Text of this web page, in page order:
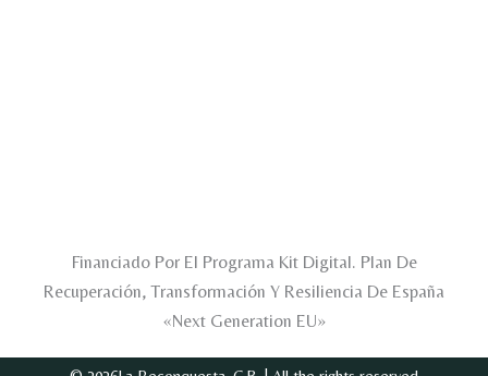
Financiado Por El Programa Kit Digital. Plan De
Recuperación, Transformación Y Resiliencia De España
«Next Generation EU»